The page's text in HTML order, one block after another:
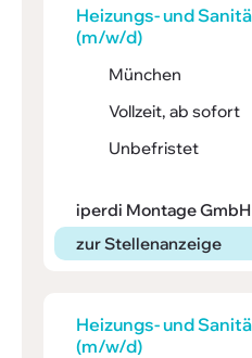
Heizungs- und
(m/w/d)
München
Vollzeit, ab sofort
Unbefristet
iperdi Montage GmbH
zur Stellenanzeige
Heizungs- und
(m/w/d)